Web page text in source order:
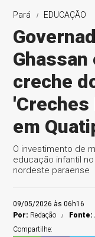
Pará EDUCAÇÃO
Ghassan
creche
'Creches
em
O investimento de
educação infantil
nordeste paraense
09/05/2026 às 06h16
Por: Redação Fonte:
Compartilhe: